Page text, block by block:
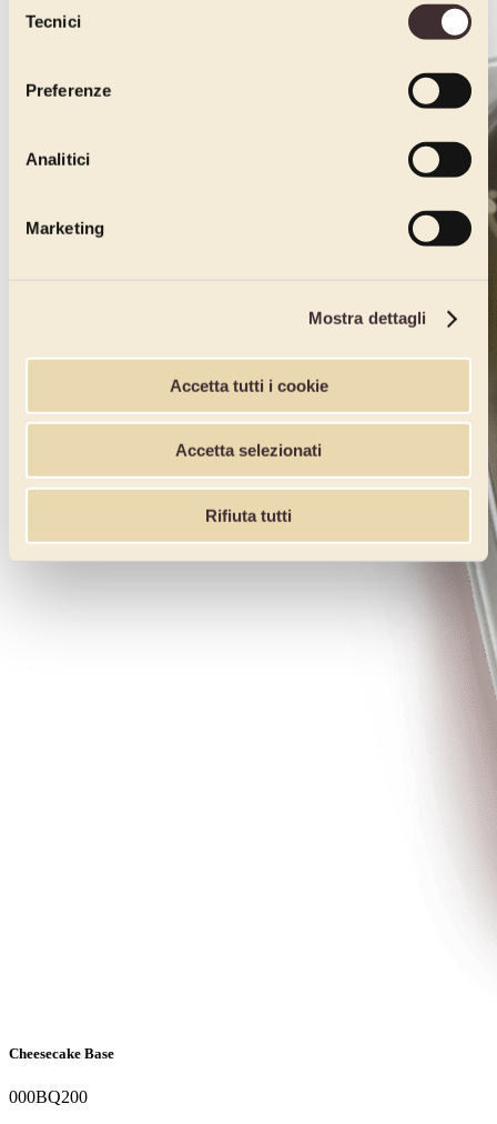
delTecnici
Preferenze
Analitici
Marketing
Mostra dettagli
Accetta tutti i cookie
Accetta selezionati
Rifiuta tutti
Cheesecake Base
000BQ200